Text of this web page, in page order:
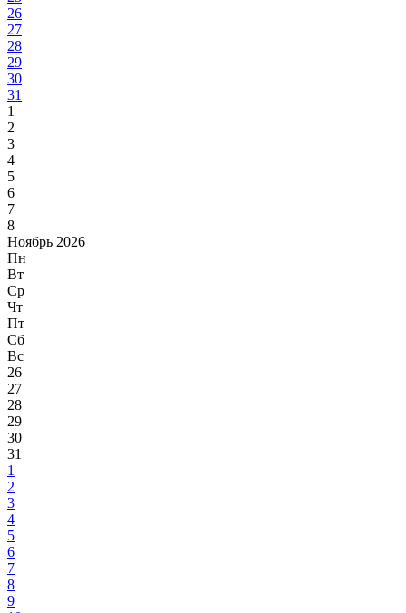
26
27
28
29
30
31
1
2
3
4
5
6
7
8
Ноябрь 2026
Пн
Вт
Ср
Чт
Пт
Сб
Вс
26
27
28
29
30
31
1
2
3
4
5
6
7
8
9